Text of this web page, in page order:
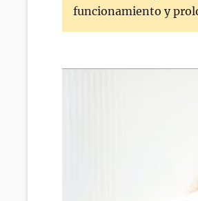
funcionamiento y